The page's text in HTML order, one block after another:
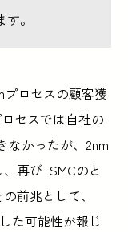
。
プロセスの顧客獲
セスでは自社の
なかったが、2nm
再びTSMCのと
前兆として、
た可能性が報じ